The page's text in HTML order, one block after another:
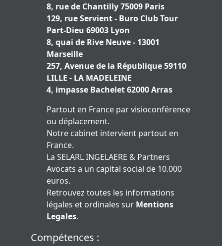
8, rue de Chantilly 75009 Paris
129, rue Servient - Buro Club Tour
Part-Dieu 69003 Lyon
8, quai de Rive Neuve - 13001
Marseille
257, Avenue de la République 59110
LILLE - LA MADELEINE
4, impasse Bachelet 62000 Arras
Partout en France par visioconférence
ou déplacement.
Notre cabinet intervient partout en
France.
La SELARL INGELAERE & Partners
Avocats a un capital social de 10.000
euros.
Retrouvez toutes les informations
légales et ordinales sur Mentions
Legales.
Compétences :